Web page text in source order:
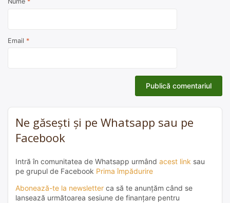
Email *
Ne găsești și pe Whatsapp sau pe
Facebook
Intră în comunitatea de Whatsapp urmând acest link sau
pe grupul de Facebook Prima împădurire
Abonează-te la newsletter ca să te anunțăm când se
lansează următoarea sesiune de finanțare pentru